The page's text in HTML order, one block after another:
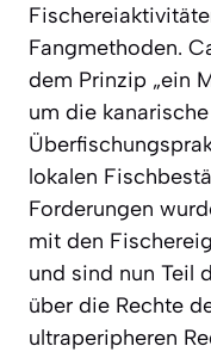
Fangmethoden.
dem Prinzip „ein
um die
lokalen
Forderungen
mit den
und sind nun Teil
über die Rechte
ultraperipheren